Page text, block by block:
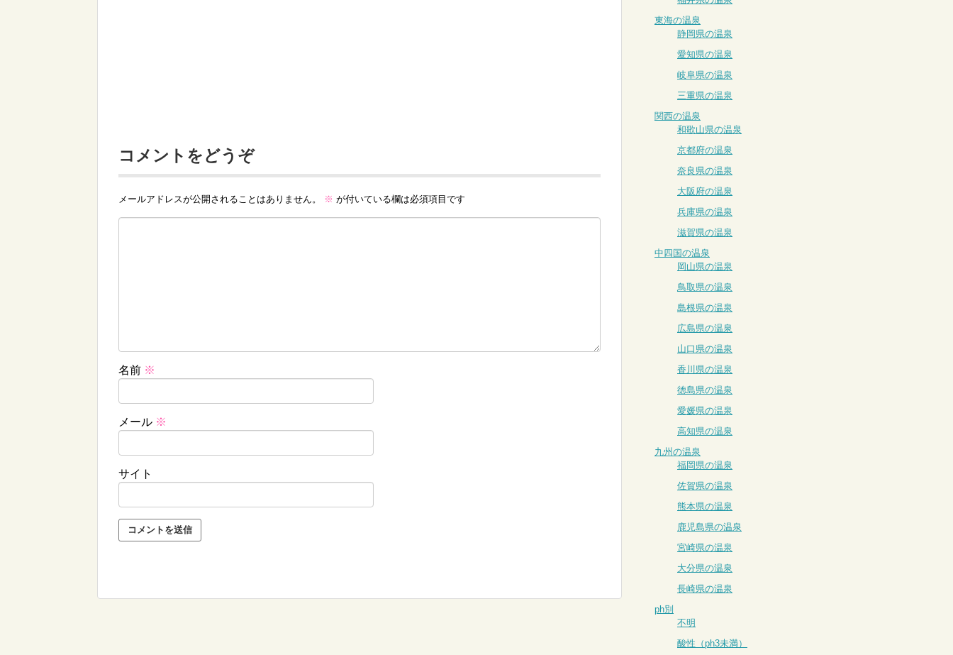
コメントをどうぞ
メールアドレスが公開されることはありません。 ※ が付いている欄は必須項目です
名前 ※
メール ※
サイト
東海の温泉
静岡県の温泉
愛知県の温泉
岐阜県の温泉
三重県の温泉
関西の温泉
和歌山県の温泉
京都府の温泉
奈良県の温泉
大阪府の温泉
兵庫県の温泉
滋賀県の温泉
中四国の温泉
岡山県の温泉
鳥取県の温泉
島根県の温泉
広島県の温泉
山口県の温泉
香川県の温泉
徳島県の温泉
愛媛県の温泉
高知県の温泉
九州の温泉
福岡県の温泉
佐賀県の温泉
熊本県の温泉
鹿児島県の温泉
宮崎県の温泉
大分県の温泉
長崎県の温泉
ph別
不明
酸性（ph3未満）